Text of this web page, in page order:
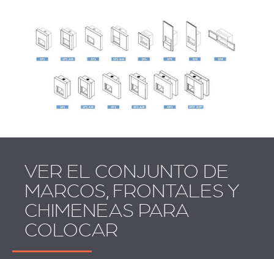
VER EL CONJUNTO DE
MARCOS, FRONTALES Y
CHIMENEAS PARA
COLOCAR